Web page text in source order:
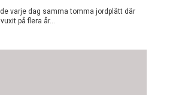
varje dag samma tomma jordplätt där
på flera år…